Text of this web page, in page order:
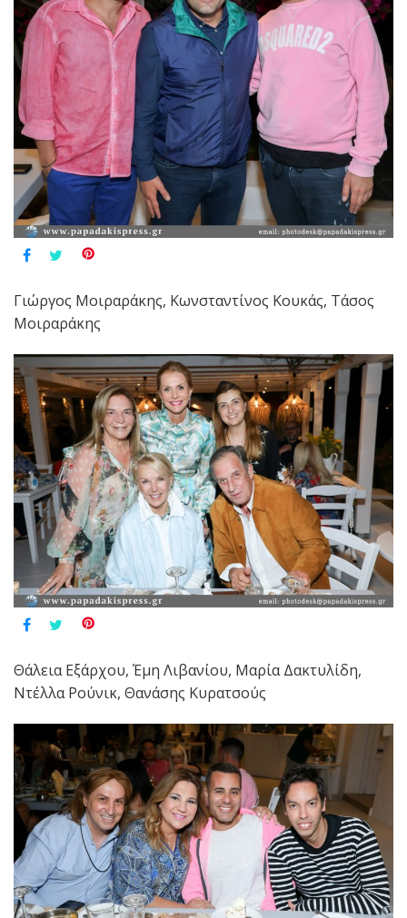
Γιώργος Μοιραράκης, Κωνσταντίνος Κουκάς, Τάσος
Μοιραράκης
Θάλεια Εξάρχου, Έμη Λιβανίου, Μαρία Δακτυλίδη,
Ντέλλα Ρούνικ, Θανάσης Κυρατσούς